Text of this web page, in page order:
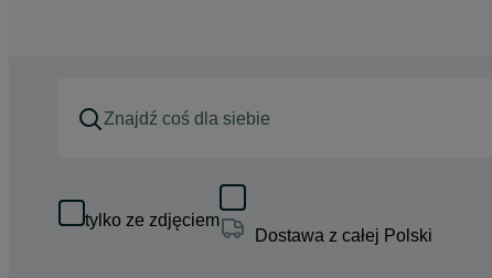
tylko ze zdjęciem
Dostawa z całej Polski